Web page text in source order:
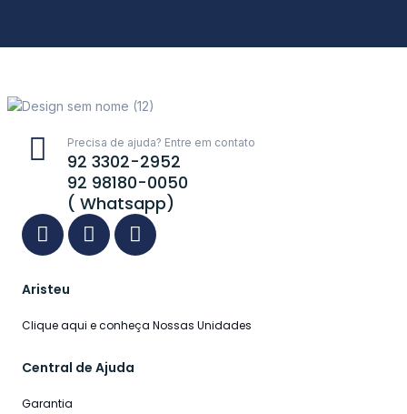
Precisa de ajuda? Entre em contato
92 3302-2952
92 98180-0050
( Whatsapp)
Aristeu
Clique aqui e conheça Nossas Unidades
Central de Ajuda
Garantia